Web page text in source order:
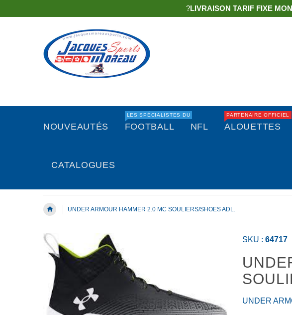
NOUVEAUTÉS
LES SPÉCIALISTES DU
FOOTBALL NFL
PARTENAIRE OFFICIEL
ALOUETTES
CATALOGUES
UNDER ARMOUR HAMMER 2.0 MC SOULIERS/SHOES ADL.
SKU : 64717
UNDER
?LIVRAISON TARIF FIXE